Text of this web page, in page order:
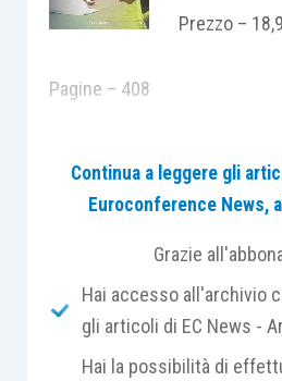
Prezzo –
Pagine – 408
violenza terrorista, che
raggiunge il suo culmine in
di Roma, via Fani, dove un
Rosse rapisce il
Cristiana, Aldo Moro, e
della sua scorta. È l’episodio
storia dell’Italia
Continua a leggere gli
Euroconference News,
Grazie
Hai accesso all'archivio
gli articoli di EC News -
Hai la possibilità di